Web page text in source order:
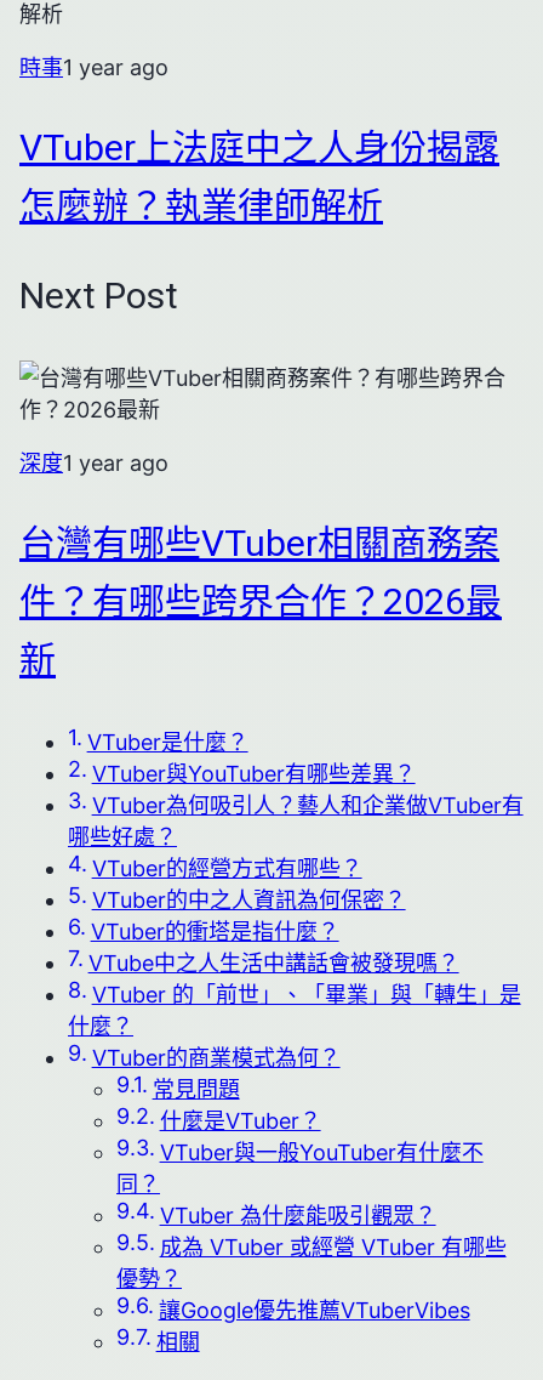
時事1 year ago
VTuber上法庭中之人身份揭露
怎麼辦？執業律師解析
Next Post
深度1 year ago
台灣有哪些VTuber相關商務案
件？有哪些跨界合作？2026最
新
VTuber是什麼？
VTuber與YouTuber有哪些差異？
VTuber為何吸引人？藝人和企業做VTuber有
哪些好處？
VTuber的經營方式有哪些？
VTuber的中之人資訊為何保密？
VTuber的衝塔是指什麼？
VTube中之人生活中講話會被發現嗎？
VTuber 的「前世」、「畢業」與「轉生」是
什麼？
VTuber的商業模式為何？
常見問題
什麼是VTuber？
VTuber與一般YouTuber有什麼不
同？
VTuber 為什麼能吸引觀眾？
成為 VTuber 或經營 VTuber 有哪些
優勢？
讓Google優先推薦VTuberVibes
相關